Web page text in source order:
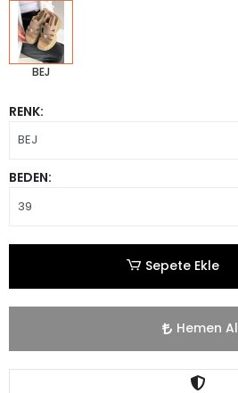
BEJ
RENK:
BEDEN:
Sepete Ekle
Hemen Al